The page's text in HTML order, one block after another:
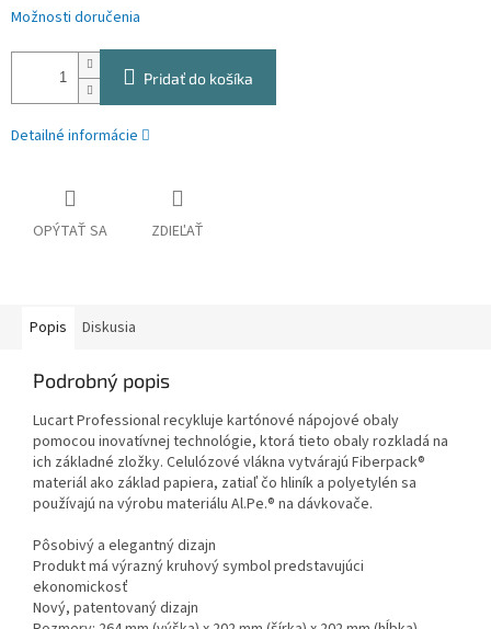
Možnosti doručenia
Pridať do košíka
Detailné informácie
OPÝTAŤ SA ZDIEĽAŤ
Popis Diskusia
Podrobný popis
Lucart Professional recykluje kartónové nápojové obaly
pomocou inovatívnej technológie, ktorá tieto obaly rozkladá na
ich základné zložky. Celulózové vlákna vytvárajú Fiberpack®
materiál ako základ papiera, zatiaľ čo hliník a polyetylén sa
používajú na výrobu materiálu Al.Pe.® na dávkovače.
Pôsobivý a elegantný dizajn
Produkt má výrazný kruhový symbol predstavujúci
ekonomickosť
Nový, patentovaný dizajn